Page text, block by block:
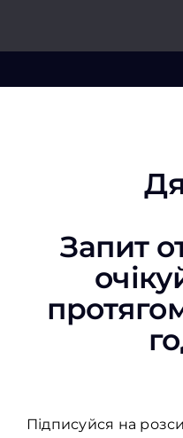
Запит
Підписуйся на